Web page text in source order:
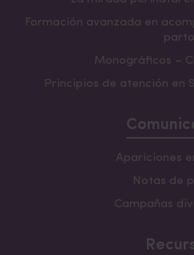
de descuentorespecto a los
aplicado al seleccionar el
Países A
570 €
456 €
Países C:342 €
por cada seminario:
: 120 €
90 €
: Consultar
Formación avanzada en
parto
Monográficos –
Principios de atención en
Apariciones
Notas de
Campañas